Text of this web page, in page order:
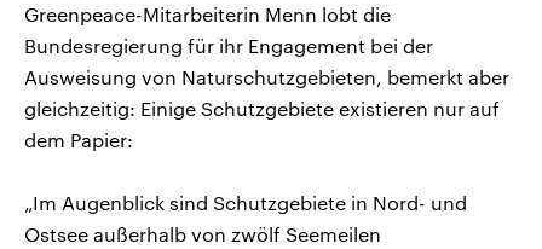
Greenpeace-Mitarbeiterin Menn lobt die
Bundesregierung für ihr Engagement bei der
Ausweisung von Naturschutzgebieten, bemerkt aber
gleichzeitig: Einige Schutzgebiete existieren nur auf
dem Papier:
„Im Augenblick sind Schutzgebiete in Nord- und
Ostsee außerhalb von zwölf Seemeilen